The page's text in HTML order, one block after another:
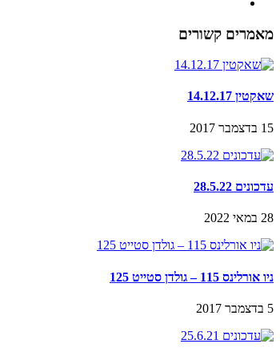
מאמרים קשורים
שאקטין 14.12.17
15 בדצמבר 2017
עדכונים 28.5.22
28 במאי 2022
ניו אורלינס 115 – גולדן סטייט 125
5 בדצמבר 2017